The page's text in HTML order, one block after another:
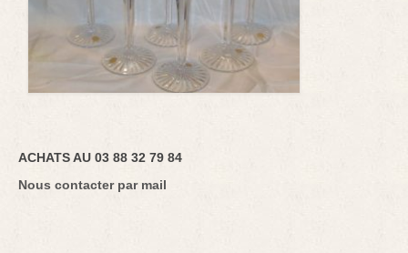
ACHATS AU 03 88 32 79 84
Nous contacter par mail